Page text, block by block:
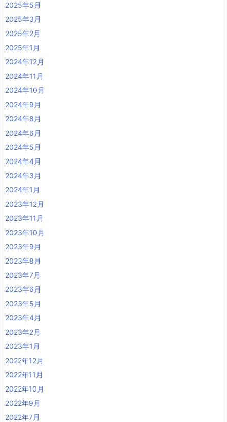
2025年5月
2025年3月
2025年2月
2025年1月
2024年12月
2024年11月
2024年10月
2024年9月
2024年8月
2024年6月
2024年5月
2024年4月
2024年3月
2024年1月
2023年12月
2023年11月
2023年10月
2023年9月
2023年8月
2023年7月
2023年6月
2023年5月
2023年4月
2023年2月
2023年1月
2022年12月
2022年11月
2022年10月
2022年9月
2022年7月